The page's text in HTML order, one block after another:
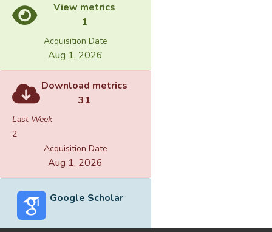
View metrics
1
Acquisition Date
Aug 1, 2026
Download metrics
31
Last Week
2
Acquisition Date
Aug 1, 2026
Google Scholar